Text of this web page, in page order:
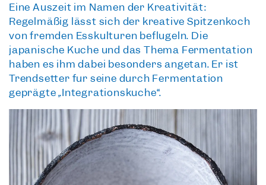
Eine Auszeit im Namen der Kreativität:
Regelmäßig lässt sich der kreative Spitzenkoch
von fremden Esskulturen beflügeln. Die
japanische Küche und das Thema Fermentation
haben es ihm dabei besonders angetan. Er ist
Trendsetter für seine durch Fermentation
geprägte „Integrationsküche“.